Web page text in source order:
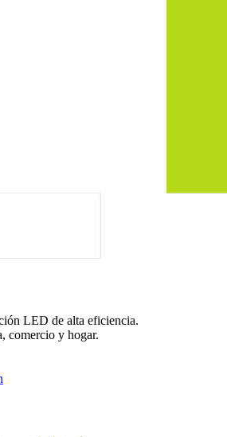
LED de alta eficiencia.
comercio y hogar.